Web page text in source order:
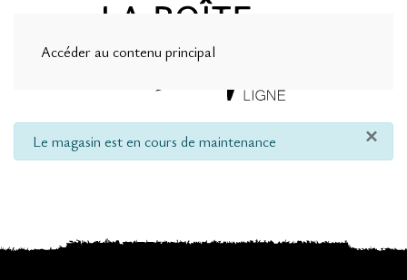
Accéder au contenu principal
×
info
Le magasin est en cours de maintenance